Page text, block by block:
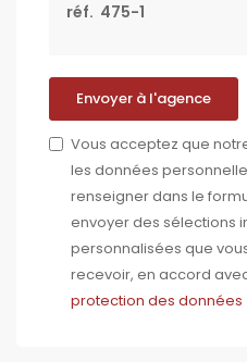
Envoyer à l'agence
Vous acceptez que
les données
renseigner dans le
envoyer des sélections
personnalisées que
recevoir, en accord
protection des données